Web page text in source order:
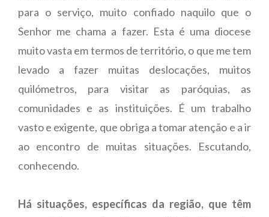
para o serviço, muito confiado naquilo que o
Senhor me chama a fazer. Esta é uma diocese
muito vasta em termos de território, o que me tem
levado a fazer muitas deslocações, muitos
quilómetros, para visitar as paróquias, as
comunidades e as instituições. É um trabalho
vasto e exigente, que obriga a tomar atenção e a ir
ao encontro de muitas situações. Escutando,
conhecendo.
Há situações, específicas da região, que têm